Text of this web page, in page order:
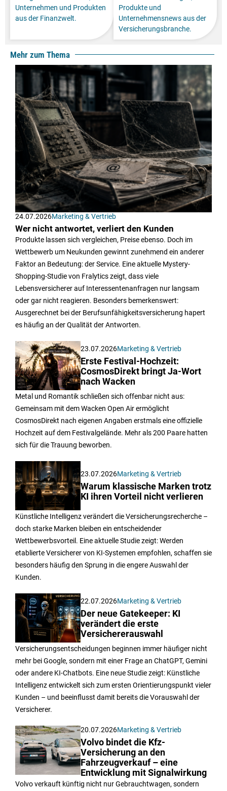
Unternehmen und Produkten
aus der Finanzwelt.
Produkte und
Unternehmensnews aus der
Versicherungsbranche.
Mehr zum Thema
24.07.2026Marketing & Vertrieb
Wer nicht antwortet, verliert den Kunden
Produkte lassen sich vergleichen, Preise ebenso. Doch im
Wettbewerb um Neukunden gewinnt zunehmend ein anderer
Faktor an Bedeutung: der Service. Eine aktuelle Mystery-
Shopping-Studie von Fralytics zeigt, dass viele
Lebensversicherer auf Interessentenanfragen nur langsam
oder gar nicht reagieren. Besonders bemerkenswert:
Ausgerechnet bei der Berufsunfähigkeitsversicherung hapert
es häufig an der Qualität der Antworten.
23.07.2026Marketing & Vertrieb
Erste Festival-Hochzeit:
CosmosDirekt bringt Ja-Wort
nach Wacken
Metal und Romantik schließen sich offenbar nicht aus:
Gemeinsam mit dem Wacken Open Air ermöglicht
CosmosDirekt nach eigenen Angaben erstmals eine offizielle
Hochzeit auf dem Festivalgelände. Mehr als 200 Paare hatten
sich für die Trauung beworben.
23.07.2026Marketing & Vertrieb
Warum klassische Marken trotz
KI ihren Vorteil nicht verlieren
Künstliche Intelligenz verändert die Versicherungsrecherche –
doch starke Marken bleiben ein entscheidender
Wettbewerbsvorteil. Eine aktuelle Studie zeigt: Werden
etablierte Versicherer von KI-Systemen empfohlen, schaffen sie
besonders häufig den Sprung in die engere Auswahl der
Kunden.
22.07.2026Marketing & Vertrieb
Der neue Gatekeeper: KI
verändert die erste
Versichererauswahl
Versicherungsentscheidungen beginnen immer häufiger nicht
mehr bei Google, sondern mit einer Frage an ChatGPT, Gemini
oder andere KI-Chatbots. Eine neue Studie zeigt: Künstliche
Intelligenz entwickelt sich zum ersten Orientierungspunkt vieler
Kunden – und beeinflusst damit bereits die Vorauswahl der
Versicherer.
20.07.2026Marketing & Vertrieb
Volvo bindet die Kfz-
Versicherung an den
Fahrzeugverkauf – eine
Entwicklung mit Signalwirkung
Volvo verkauft künftig nicht nur Gebrauchtwagen, sondern